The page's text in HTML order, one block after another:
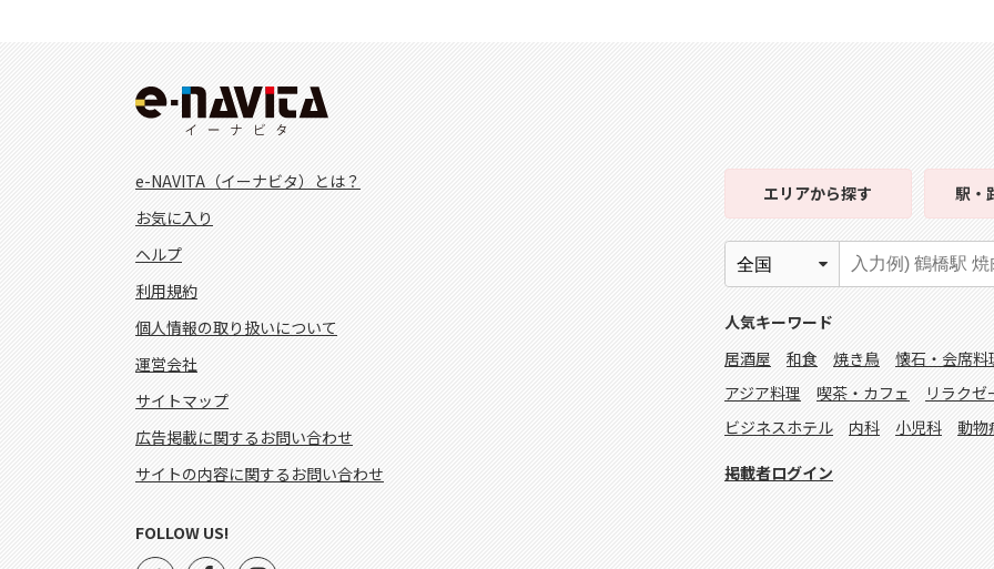
e-NAVITA（イーナビタ）とは？
お気に入り
ヘルプ
利用規約
個人情報の取り扱いについて
運営会社
サイトマップ
広告掲載に関するお問い合わせ
サイトの内容に関するお問い合わせ
エリアから探す 駅・
人気キーワード
居酒屋
和食 焼き鳥 懐石・会席料
アジア料理
喫茶・カフェ リラクゼ
ビジネスホテル
内科 小児科 動物
掲載者ログイン
FOLLOW US!